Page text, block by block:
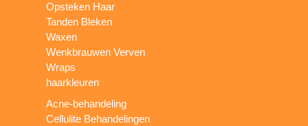
Opsteken Haar
Tanden Bleken
Waxen
Wenkbrauwen Verven
Wraps
haarkleuren
Acne-behandeling
Cellulite Behandelingen